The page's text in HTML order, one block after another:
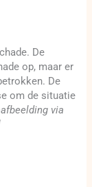
De
op, maar er
De
om de situatie
via